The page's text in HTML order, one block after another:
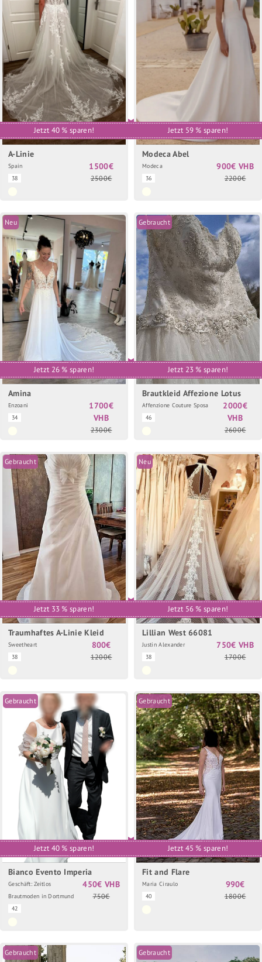
Jetzt 40 % sparen!
A-Linie
Spain
38
1500€
2500€
Jetzt 59 % sparen!
Modeca Abel
Modeca
36
900€ VHB
2200€
Neu
Jetzt 26 % sparen!
Amina
Enzoani
34
1700€
VHB
2300€
Gebraucht
Jetzt 23 % sparen!
Brautkleid Affezione Lotus
Affenzione Couture Sposa
46
2000€
VHB
2600€
Gebraucht
Jetzt 33 % sparen!
Traumhaftes A-Linie Kleid
Sweetheart
38
800€
1200€
Neu
Jetzt 56 % sparen!
Lillian West 66081
Justin Alexander
38
750€ VHB
1700€
Gebraucht
Jetzt 40 % sparen!
Bianco Evento Imperia
Geschäft: Zeitlos
Brautmoden in Dortmund
42
450€ VHB
750€
Gebraucht
Jetzt 45 % sparen!
Fit and Flare
Maria Ciraulo
40
990€
1800€
Gebraucht Gebraucht